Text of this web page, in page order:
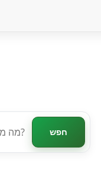
חפש